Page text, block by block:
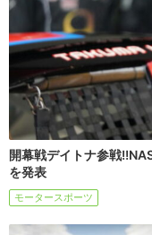
開幕戦デイトナ参戦
を発表
モータースポーツ